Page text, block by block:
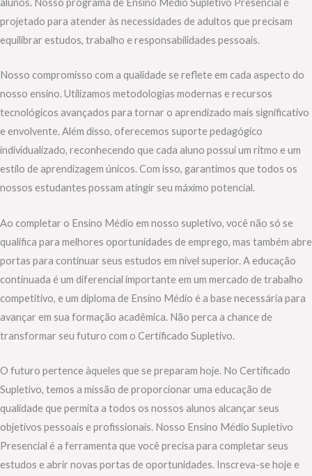
projetado para atender às necessidades de adultos que precisam
equilibrar estudos, trabalho e responsabilidades pessoais.
Nosso compromisso com a qualidade se reflete em cada aspecto do
nosso ensino. Utilizamos metodologias modernas e recursos
tecnológicos avançados para tornar o aprendizado mais significativo
e envolvente. Além disso, oferecemos suporte pedagógico
individualizado, reconhecendo que cada aluno possui um ritmo e um
estilo de aprendizagem únicos. Com isso, garantimos que todos os
nossos estudantes possam atingir seu máximo potencial.
Ao completar o Ensino Médio em nosso supletivo, você não só se
qualifica para melhores oportunidades de emprego, mas também abre
portas para continuar seus estudos em nível superior. A educação
continuada é um diferencial importante em um mercado de trabalho
competitivo, e um diploma de Ensino Médio é a base necessária para
avançar em sua formação acadêmica. Não perca a chance de
transformar seu futuro com o Certificado Supletivo.
O futuro pertence àqueles que se preparam hoje. No Certificado
Supletivo, temos a missão de proporcionar uma educação de
qualidade que permita a todos os nossos alunos alcançar seus
objetivos pessoais e profissionais. Nosso Ensino Médio Supletivo
Presencial é a ferramenta que você precisa para completar seus
estudos e abrir novas portas de oportunidades. Inscreva-se hoje e